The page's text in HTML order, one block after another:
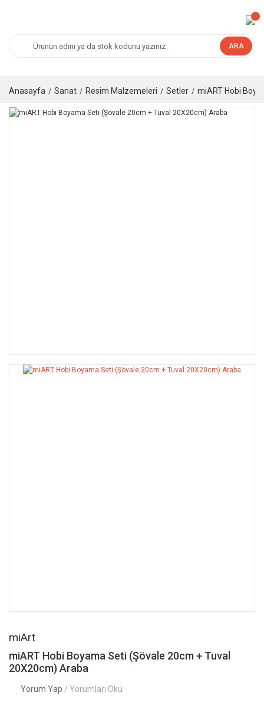
ARA
Anasayfa Sanat Resim Malzemeleri Setler miART Hobi
miArt
miART Hobi Boyama Seti (Şövale 20cm + Tuval
20X20cm) Araba
Yorum Yap / Yorumları Oku